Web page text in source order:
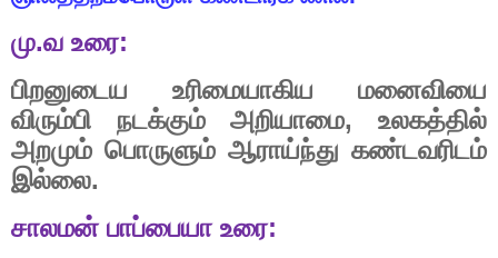
மு.வ உரை:
பிறனுடைய
உரிமையாகிய
மனைவியை
விரும்பி
நடக்கும் அறியாமை,உலகத்தில்
அறமும் பொருளும் ஆராய்ந்து கண்டவரிடம்
இல்லை.
சாலமன் பாப்பையா உரை: